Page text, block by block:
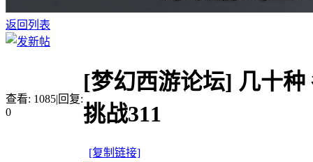
返回列表
查看: 1085|回复:
0
[梦幻西游论坛] 几十种
挑战311
[复制链接]